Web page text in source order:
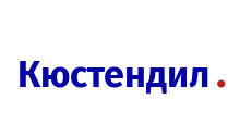
Кюстендил